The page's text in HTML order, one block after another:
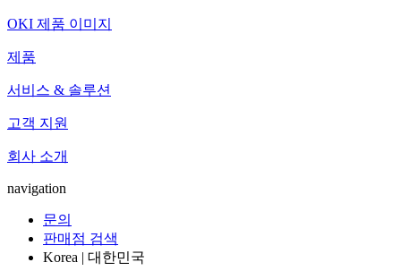
OKI 제품 이미지
제품
서비스 & 솔루션
고객 지원
회사 소개
navigation
문의
판매점 검색
Korea | 대한민국